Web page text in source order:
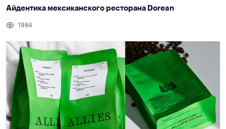
Айдентика мексиканского ресторана Dorean
1984